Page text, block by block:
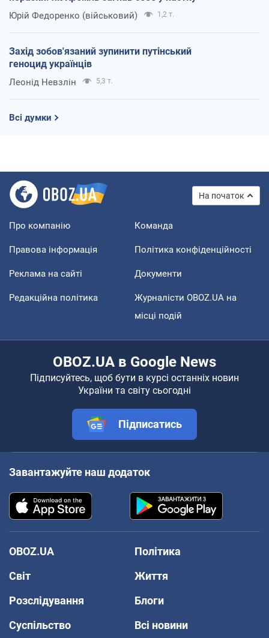
Юрій Федоренко (військовий) 1,2 т.
Захід зобов'язаний зупинити путінський
геноцид українців
Леонід Невзлін 5,3 т.
Всі думки
На початок
Про компанію Команда
Правова інформація Політика конфіденційності
Реклама на сайті Документи
Редакційна політика
Журналісти OBOZ.UA на
місці подій
OBOZ.UA в Google News
Підписуйтесь, щоб бути в курсі останніх новин
України та світу сьогодні
Підписатись
Завантажуйте наш додаток
OBOZ.UA
Політика
Світ
Життя
Розслідування
Блоги
Суспільство
Всі новини